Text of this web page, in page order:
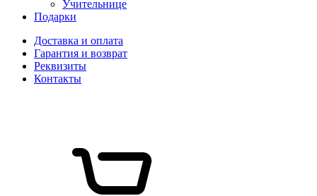
Учительнице
Подарки
Доставка и оплата
Гарантия и возврат
Реквизиты
Контакты